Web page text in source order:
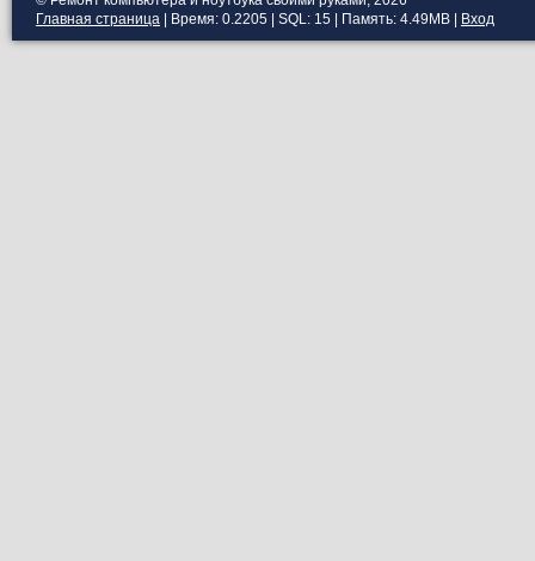
Главная страница | Время: 0.2205 | SQL: 15 | Память: 4.49MB Вход